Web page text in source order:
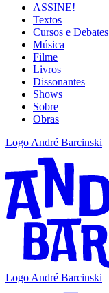
ASSINE!
Textos
Cursos e Debates
Música
Filme
Livros
Dissonantes
Shows
Sobre
Obras
Logo André Barcinski
Logo André Barcinski